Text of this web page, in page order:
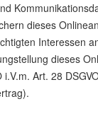
dieses
Interessen
dieses
Art. 28